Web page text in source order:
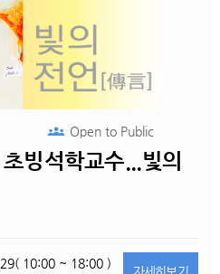
빙석학교수...빛의
Open toPublic
10:00 ~ 18:00 )